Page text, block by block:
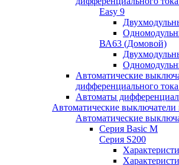
Easy 9
ВА63 (Домовой)
Автоматические
дифференциального
Автоматы
Автоматические
Автоматические
Серия Basic M
Серия S200